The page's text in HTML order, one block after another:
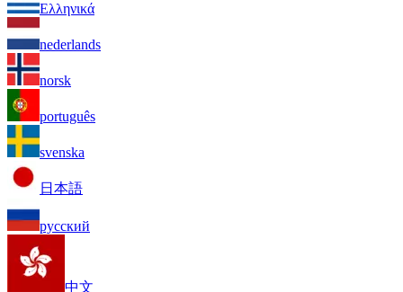
Ελληνικά
nederlands
norsk
português
svenska
日本語
русский
中文